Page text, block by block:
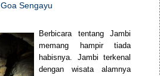
Goa Sengayu
Berbicara tentang Jambi
memang hampir tiada
habisnya. Jambi terkenal
dengan wisata alamnya